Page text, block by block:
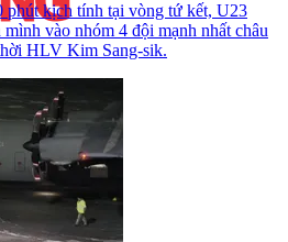
kịch tính tại vòng tứ kết, U23
vào nhóm 4 đội mạnh nhất châu
HLV Kim Sang-sik.